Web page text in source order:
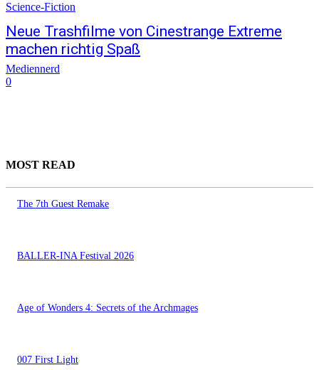
Science-Fiction
Neue Trashfilme von Cinestrange Extreme
machen richtig Spaß
Mediennerd
0
MOST READ
The 7th Guest Remake
BALLER-INA Festival 2026
Age of Wonders 4: Secrets of the Archmages
007 First Light